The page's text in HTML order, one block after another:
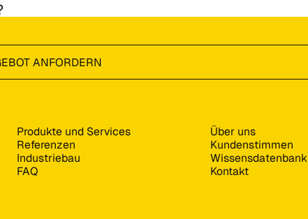
ANFORDERN
Produkte und Services
Referenzen
Industriebau
FAQ
Über uns
Kundenstimmen
Wissensdatenbank
Kontakt